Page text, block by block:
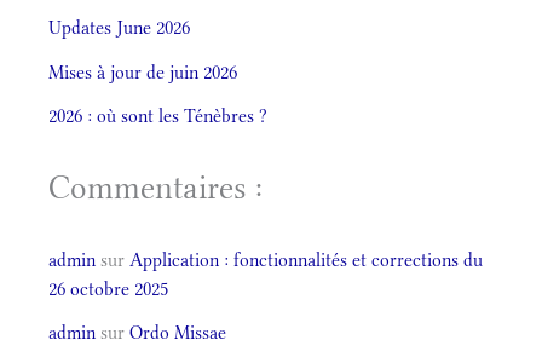
Updates June 2026
Mises à jour de juin 2026
2026 : où sont les Ténèbres ?
Commentaires :
admin sur Application : fonctionnalités et corrections du
26 octobre 2025
admin sur Ordo Missae